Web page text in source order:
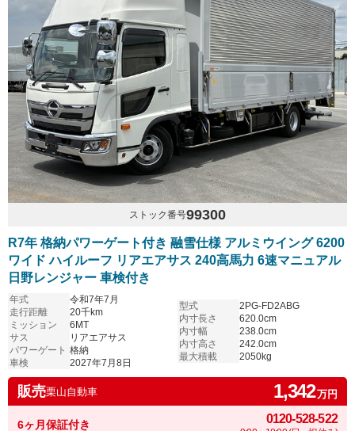
ストック番号99300
R7年 格納パワーゲート付き 融雪仕様 アルミウイング 6200
ワイド ハイルーフ リアエアサス 240高馬力 6速マニュアル
日野レンジャー 車検付き
年式
令和7年7月
走行距離
20千km
ミッション
6MT
サス
リアエアサス
パワーゲート 格納
車検
2027年7月8日
型式
2PG-FD2ABG
内寸長さ
620.0cm
内寸幅
238.0cm
内寸高さ
242.0cm
最大積載
2050kg
販売栗山自動車 1,342万円
6ヶ月保証付き 0120-528-522